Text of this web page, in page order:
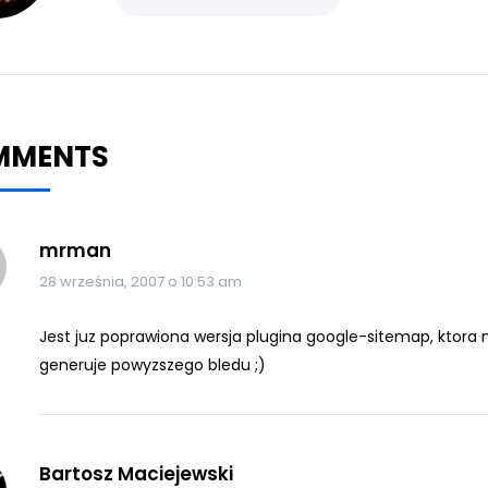
mrman
28 września, 2007 o 10:53 am
Jest juz poprawiona wersja plugina google-sitemap, ktora
generuje powyzszego bledu ;)
Bartosz Maciejewski